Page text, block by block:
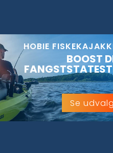
HOBIE
BOOST
Se udvalg